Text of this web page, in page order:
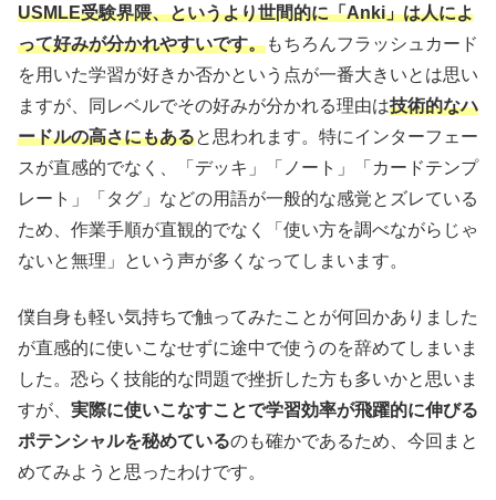
USMLE受験界隈、というより世間的に「Anki」は人によ
って好みが分かれやすいです。もちろんフラッシュカード
を用いた学習が好きか否かという点が一番大きいとは思い
ますが、同レベルでその好みが分かれる理由は技術的なハ
ードルの高さにもあると思われます。特にインターフェー
スが直感的でなく、「デッキ」「ノート」「カードテンプ
レート」「タグ」などの用語が一般的な感覚とズレている
ため、作業手順が直観的でなく「使い方を調べながらじゃ
ないと無理」という声が多くなってしまいます。
僕自身も軽い気持ちで触ってみたことが何回かありました
が直感的に使いこなせずに途中で使うのを辞めてしまいま
した。恐らく技能的な問題で挫折した方も多いかと思いま
すが、 実際に使いこなすことで学習効率が飛躍的に伸びる
ポテンシャルを秘めているのも確かであるため、今回まと
めてみようと思ったわけです。